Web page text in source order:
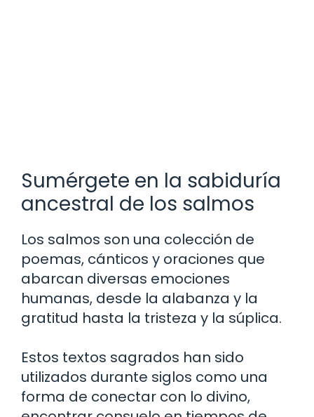
Sumérgete en la sabiduría
ancestral de los salmos
Los salmos son una colección de
poemas, cánticos y oraciones que
abarcan diversas emociones
humanas, desde la alabanza y la
gratitud hasta la tristeza y la súplica.
Estos textos sagrados han sido
utilizados durante siglos como una
forma de conectar con lo divino,